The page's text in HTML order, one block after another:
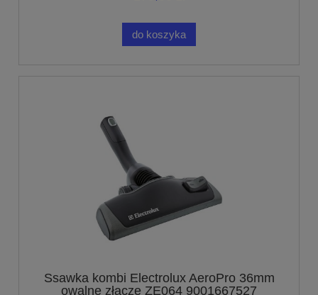
do koszyka
Ssawka kombi Electrolux AeroPro 36mm
owalne złącze ZE064 9001667527